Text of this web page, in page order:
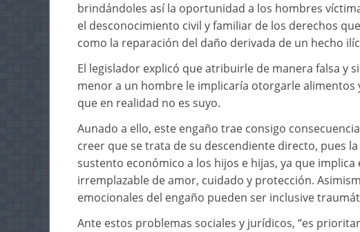
brindándoles así la oportunidad a los hombres
el desconocimiento civil y familiar de los derechos
como la reparación del daño derivada de un hecho
El legislador explicó que atribuirle de manera falsa y
menor a un hombre le implicaría otorgarle
que en realidad no es suyo.
Aunado a ello, este engaño trae consigo
creer que se trata de su descendiente directo, pues
sustento económico a los hijos e hijas, ya que
irremplazable de amor, cuidado y protección.
emocionales del engaño pueden ser inclusive
Ante estos problemas sociales y jurídicos, “es